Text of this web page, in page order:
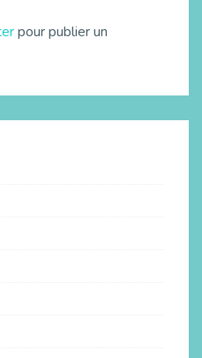
pour publier un